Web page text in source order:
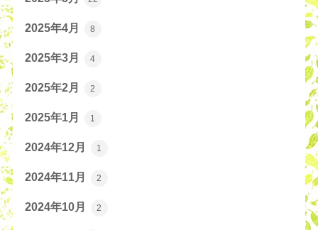
2025年4月 8
2025年3月 4
2025年2月 2
2025年1月 1
2024年12月 1
2024年11月 2
2024年10月 2